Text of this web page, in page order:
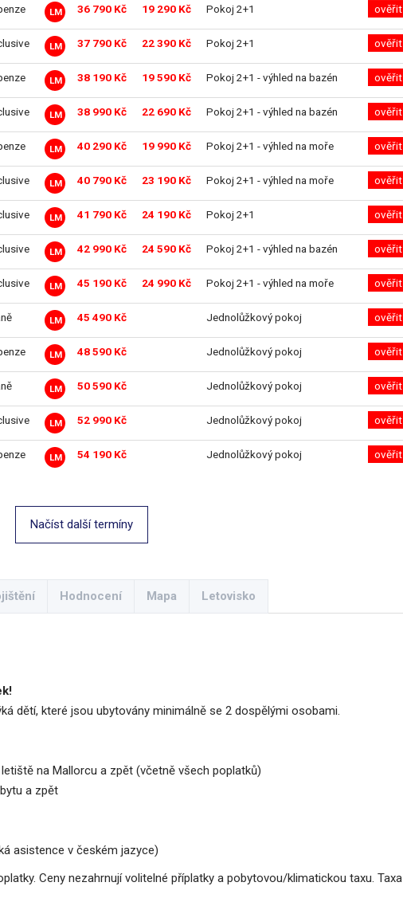
LM 36 790 Kč 19 290 Kč Pokoj 2+1 ověřit
LM 37 790 Kč 22 390 Kč Pokoj 2+1 ověřit
LM 38 190 Kč 19 590 Kč Pokoj 2+1 - výhled na bazén ověřit
LM 38 990 Kč 22 690 Kč Pokoj 2+1 - výhled na bazén ověřit
LM 40 290 Kč 19 990 Kč Pokoj 2+1 - výhled na moře ověřit
LM 40 790 Kč 23 190 Kč Pokoj 2+1 - výhled na moře ověřit
LM 41 790 Kč 24 190 Kč Pokoj 2+1 ověřit
LM 42 990 Kč 24 590 Kč Pokoj 2+1 - výhled na bazén ověřit
LM 45 190 Kč 24 990 Kč Pokoj 2+1 - výhled na moře ověřit
LM 45 490 Kč Jednolůžkový pokoj ověřit
LM 48 590 Kč Jednolůžkový pokoj ověřit
LM 50 590 Kč Jednolůžkový pokoj ověřit
LM 52 990 Kč Jednolůžkový pokoj ověřit
LM 54 190 Kč Jednolůžkový pokoj ověřit
Načíst další termíny
Hodnocení Mapa Letovisko
dětí, které jsou ubytovány minimálně se 2 dospělými osobami.
na Mallorcu a zpět (včetně všech poplatků)
a zpět
asistence v českém jazyce)
Ceny nezahrnují volitelné příplatky a pobytovou/klimatickou taxu. Taxa